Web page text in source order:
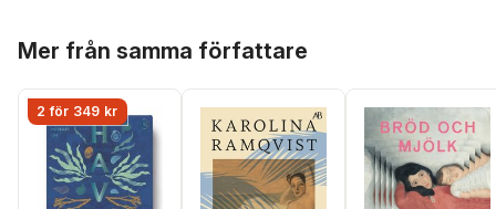
Mer från samma författare
2 för 349 kr